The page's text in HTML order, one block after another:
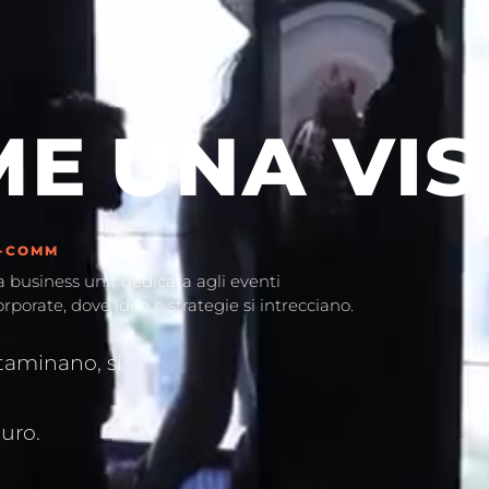
UNA
COMM
business unit dedicata agli eventi
dove idee e strategie si intrecciano.
si